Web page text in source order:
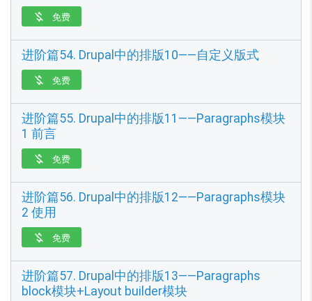
 免费
进阶篇54. Drupal中的排版10——自定义版式
 免费
进阶篇55. Drupal中的排版11——Paragraphs模块
1 前言
 免费
进阶篇56. Drupal中的排版12——Paragraphs模块
2 使用
 免费
进阶篇57. Drupal中的排版13——Paragraphs
block模块+Layout builder模块